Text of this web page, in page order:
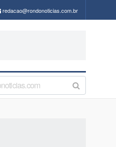
redacao@rondonoticias.com.br